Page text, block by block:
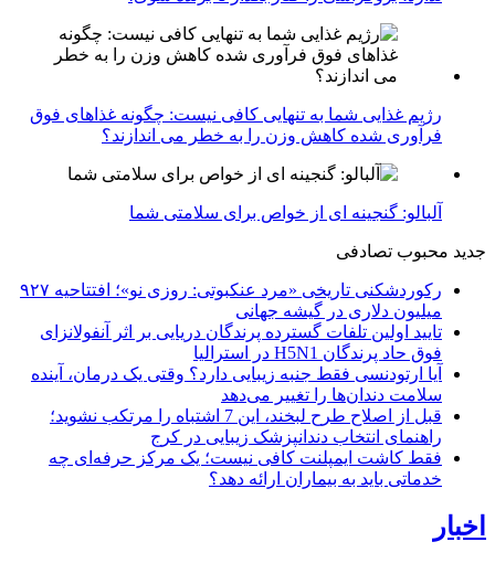
رژیم غذایی شما به تنهایی کافی نیست: چگونه غذاهای فوق
فرآوری شده کاهش وزن را به خطر می اندازند؟
آلبالو: گنجینه ای از خواص برای سلامتی شما
جدید محبوب تصادفی
رکوردشکنی تاریخی «مرد عنکبوتی: روزی نو»؛ افتتاحیه ۹۲۷
میلیون دلاری در گیشه جهانی
تایید اولین تلفات گسترده پرندگان دریایی بر اثر آنفولانزای
فوق حاد پرندگان H5N1 در استرالیا
آیا ارتودنسی فقط جنبه زیبایی دارد؟ وقتی یک درمان، آینده
سلامت دندان‌ها را تغییر می‌دهد
قبل از اصلاح طرح لبخند، این 7 اشتباه را مرتکب نشوید؛
راهنمای انتخاب دندانپزشک زیبایی در کرج
فقط کاشت ایمپلنت کافی نیست؛ یک مرکز حرفه‌ای چه
خدماتی باید به بیماران ارائه دهد؟
اخبار